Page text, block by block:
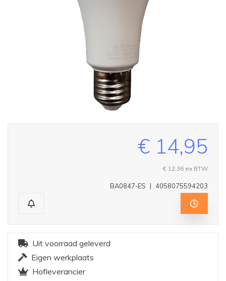
€ 14,95
€ 12,36 ex BTW
4058075594203
|
BA0847-ES
Uit voorraad geleverd
Eigen werkplaats
Hofleverancier